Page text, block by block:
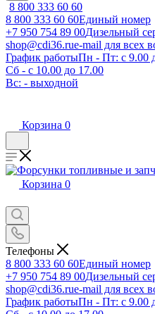
8 800 333 60 60
8 800 333 60 60Единый номер
+7 950 754 89 00Дизельный
shop@cdi36.rue-mail для всех
График работыПн - Пт: с 9.00
Сб - с 10.00 до 17.00
Вс: - выходной
Корзина 0
Корзина 0
Телефоны
8 800 333 60 60Единый номер
+7 950 754 89 00Дизельный
shop@cdi36.rue-mail для всех
График работыПн - Пт: с 9.00